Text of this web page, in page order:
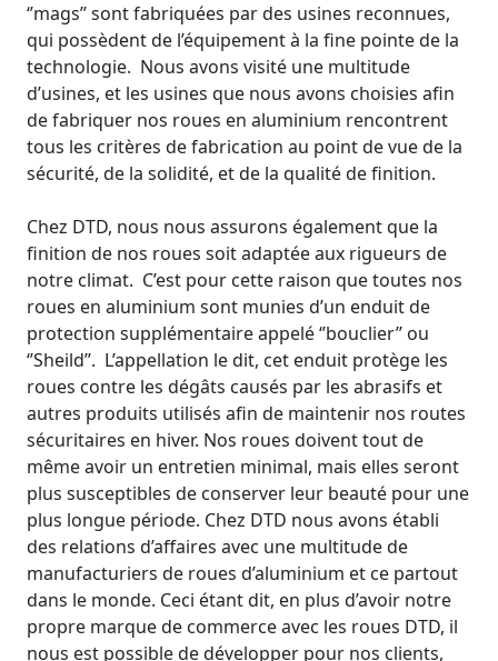
‘’mags’’ sont fabriquées par des usines reconnues,
qui possèdent de l’équipement à la fine pointe de la
technologie. Nous avons visité une multitude
d’usines, et les usines que nous avons choisies afin
de fabriquer nos roues en aluminium rencontrent
tous les critères de fabrication au point de vue de la
sécurité, de la solidité, et de la qualité de finition.
Chez DTD, nous nous assurons également que la
finition de nos roues soit adaptée aux rigueurs de
notre climat. C’est pour cette raison que toutes nos
roues en aluminium sont munies d’un enduit de
protection supplémentaire appelé ‘’bouclier’’ ou
‘’Sheild’’. L’appellation le dit, cet enduit protège les
roues contre les dégâts causés par les abrasifs et
autres produits utilisés afin de maintenir nos routes
sécuritaires en hiver. Nos roues doivent tout de
même avoir un entretien minimal, mais elles seront
plus susceptibles de conserver leur beauté pour une
plus longue période. Chez DTD nous avons établi
des relations d’affaires avec une multitude de
manufacturiers de roues d’aluminium et ce partout
dans le monde. Ceci étant dit, en plus d’avoir notre
propre marque de commerce avec les roues DTD, il
nous est possible de développer pour nos clients,